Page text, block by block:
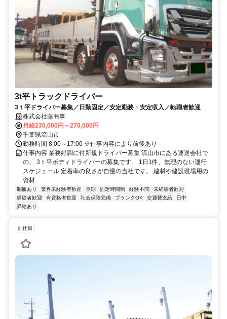
3t平トラックドライバー
3ｔ平ドライバー募集／日勤固定／安定勤務・安定収入／転職者歓迎
株式会社藤商事
月給230,000円～270,000円
千葉県流山市
勤務時間 8:00～17:00 ※仕事内容により前後あり
仕事内容 業務好調に付新規ドライバー募集 流山市にある運送会社で
の、 3ｔ平ボディドライバーの募集です。 1日1件、無理のない運行
スケジュール 定着率の良さが自慢の当社です。 建材や建設現場用の
資材...
制服あり 業界未経験者歓迎 長期 固定時間制 経験不問
未経験者歓迎
経験者歓迎
有資格者歓迎 社会保険完備 ブランクOK 交通費支給
日中
昇給あり
正社員